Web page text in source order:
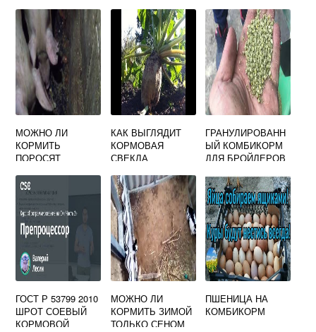
СВИНЬИ
МОЖНО ЛИ
КОРМИТЬ
ПОРОСЯТ
КАРТОШКОЙ
КАК ВЫГЛЯДИТ
КОРМОВАЯ
СВЕКЛА
ГРАНУЛИРОВАНН
ЫЙ КОМБИКОРМ
ДЛЯ БРОЙЛЕРОВ
ГОСТ Р 53799 2010
ШРОТ СОЕВЫЙ
КОРМОВОЙ
МОЖНО ЛИ
КОРМИТЬ ЗИМОЙ
ТОЛЬКО СЕНОМ
ПШЕНИЦА НА
КОМБИКОРМ